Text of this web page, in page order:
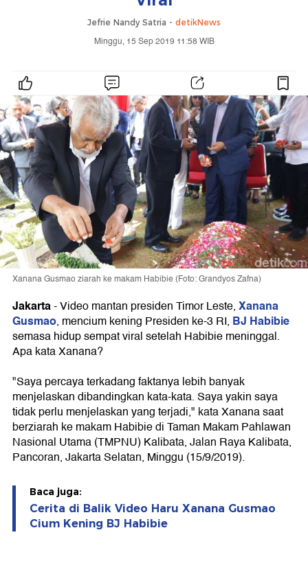
Jefrie Nandy Satria - detikNews
Minggu, 15 Sep 2019 11:58 WIB
Xanana Gusmao ziarah ke makam Habibie (Foto: Grandyos Zafna)
Jakarta-Video mantan presiden Timor Leste,Xanana
Gusmao, mencium kening Presiden ke-3 RI, BJ Habibie
semasa hidup sempat viral setelah Habibie meninggal.
Apa kata Xanana?
"Saya percaya terkadang faktanya lebih banyak
menjelaskan dibandingkan kata-kata. Saya yakin saya
tidak perlu menjelaskan yang terjadi," kata Xanana saat
berziarah ke makam Habibie di Taman Makam Pahlawan
Nasional Utama (TMPNU) Kalibata, Jalan Raya Kalibata,
Pancoran, Jakarta Selatan, Minggu (15/9/2019).
Baca juga:
Cerita di Balik Video Haru Xanana Gusmao
Cium Kening BJ Habibie